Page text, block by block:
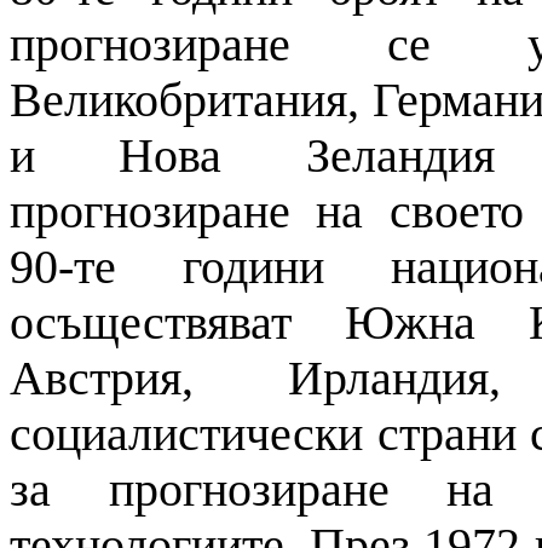
прогнозиране се
Великобритания,
и Нова Зеландия
прогнозиране на
90-те години
осъществяват Южна
Австрия,
социалистически
за прогнозиране на